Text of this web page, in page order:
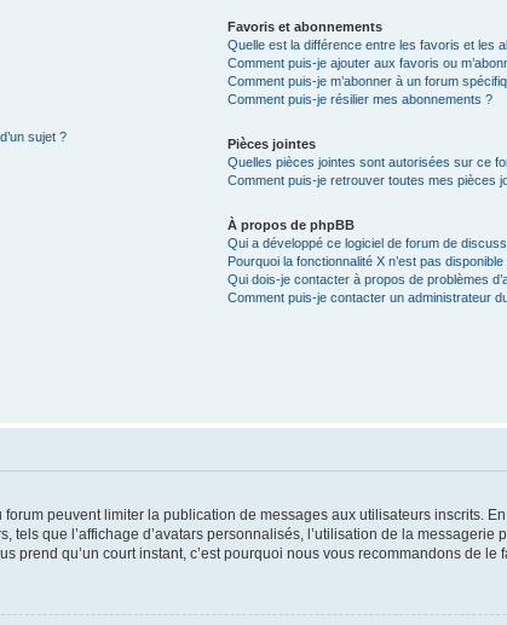
sujet ?
Favoris et abonnements
Quelle est la différence entre les favoris et les
Comment puis-je ajouter aux favoris ou
Comment puis-je m’abonner à un forum
Comment puis-je résilier mes abonnements ?
Pièces jointes
Quelles pièces jointes sont autorisées sur ce
Comment puis-je retrouver toutes mes pièces
À propos de phpBB
Qui a développé ce logiciel de forum de
Pourquoi la fonctionnalité X n’est pas disponible
Qui dois-je contacter à propos de problèmes
Comment puis-je contacter un administrateur
peuvent limiter la publication de messages aux utilisateurs inscrits.
que l’affichage d’avatars personnalisés, l’utilisation de la messagerie
prend qu’un court instant, c’est pourquoi nous vous recommandons de le